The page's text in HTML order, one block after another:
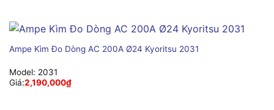
Ampe Kìm Đo Dòng AC 200A Ø24 Kyoritsu 2031
Model: 2031
Giá:2,190,000₫